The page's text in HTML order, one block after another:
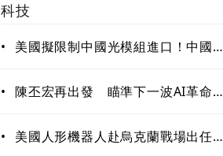
科技
•
美國擬限制中國光模組進口！中國握
鉤、台灣有望成重要樞紐
• 陳丕宏再出發 瞄準下一波AI革命！
音樂新賽道
•
美國人形機器人赴烏克蘭戰場出任